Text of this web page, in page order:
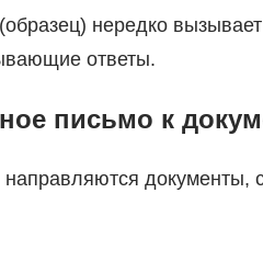
нередко
ответы.
письмо к
документы,